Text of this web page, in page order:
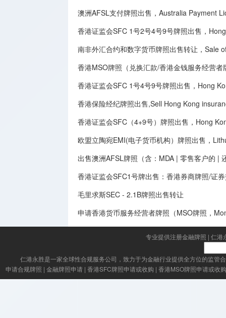
澳洲AFSL支付牌照出售，Australia Payment
香港证监会SFC 1号2号4号9号牌照出售，
南非外汇合约和数字货币牌照出售转让，Sale
香港MSO牌照（兑换汇款/香港金钱服务经营者牌
香港证监会SFC 1号4号9号牌照出售，Hong
香港保险经纪牌照出售,Sell Hong Kong
香港证监会SFC（4+9号）牌照出售，Hong
欧盟立陶宛EMI(电子货币机构）牌照出售，
出售澳洲AFSL牌照（含：MDA | 零售客户的 |
香港证监会SFC1号牌出售：香港券商牌照/证
毛里求斯SEC - 2.1B牌照出售转让
申请香港货币服务经营者牌照（MSO牌照，
专业提供注册金融牌照 | 仁港
仁港永胜是一家全球性合规服务公司，致力于为金融行业提供全方位的监管
申请合规牌照 | 金融牌照申请 | 香港SFC牌照申请或收购 | 香港MSO牌照申请或收购